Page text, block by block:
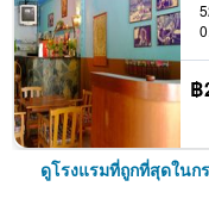
฿
ดูโรงแรมที่ถูกที่สุดในก